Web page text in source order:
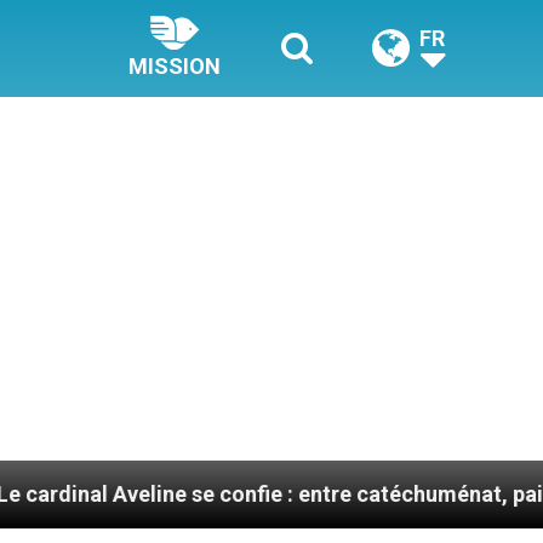
MISSION
FR
se confie : entre catéchuménat, paix et défis